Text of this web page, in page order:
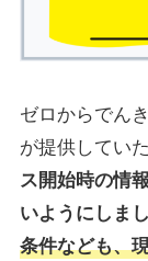
ゼロからでん
が提供してい
ス開始時の情
いようにしま
条件なども、